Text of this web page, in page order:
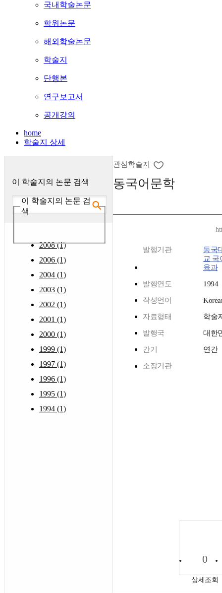
국내학술논문
학위논문
해외학술논문
학술지
단행본
연구보고서
공개강의
home
학술지 상세
이 학술지의 논문 검색
이 학술지의 논문 검
색
2008 (1)
2006 (1)
2004 (1)
2003 (1)
2002 (1)
2001 (1)
2000 (1)
1999 (1)
1997 (1)
1996 (1)
1995 (1)
1994 (1)
관심학술지
동국어문학
발행기관
동국
교 국
육과
발행연도 1994
작성언어
자료형태 학술
발행국 대한
간기 연간
소장기관
0
상세조회